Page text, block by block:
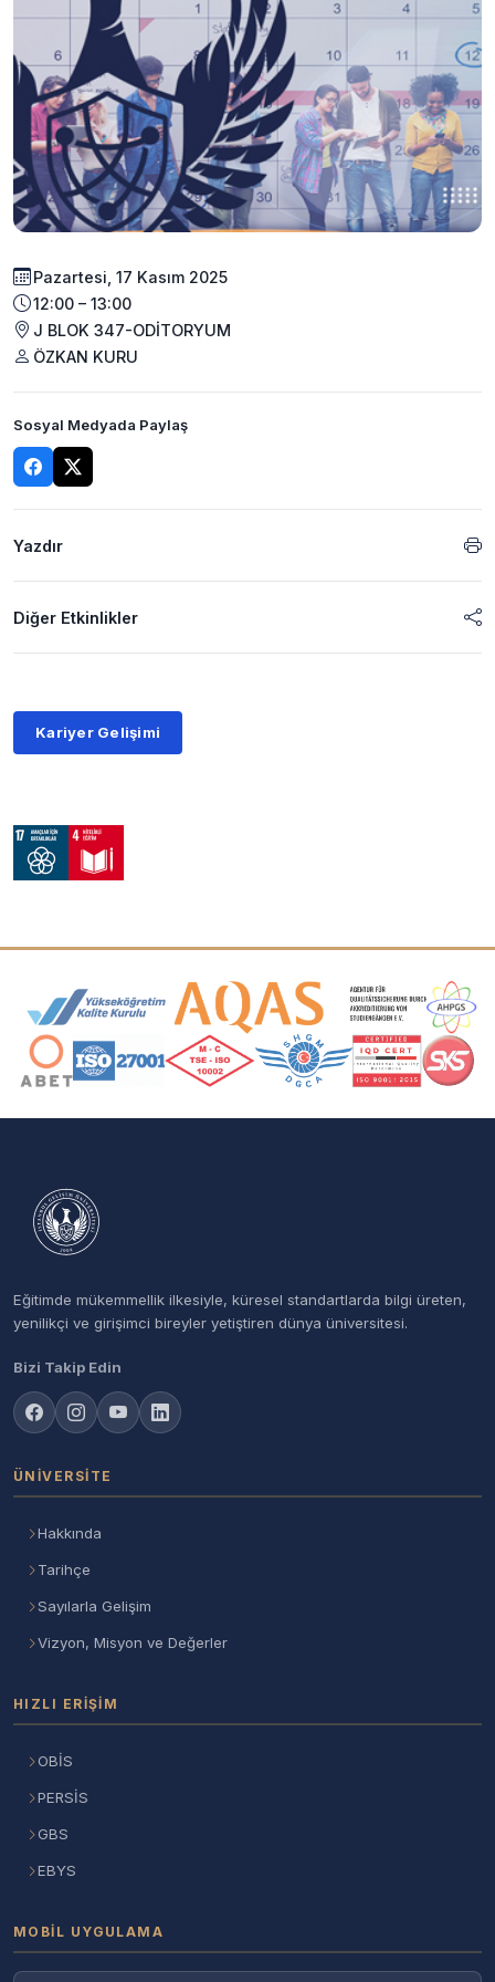
Pazartesi, 17 Kasım 2025
12:00 – 13:00
J BLOK 347-ODİTORYUM
ÖZKAN KURU
Sosyal Medyada Paylaş
Yazdır
Diğer Etkinlikler
Kariyer Gelişimi
Akreditasyon ve Üyelik Logoları
Eğitimde mükemmellik ilkesiyle, küresel standartlarda bilgi üreten,
yenilikçi ve girişimci bireyler yetiştiren dünya üniversitesi.
Bizi Takip Edin
ÜNIVERSITE
Hakkında
Tarihçe
Sayılarla Gelişim
Vizyon, Misyon ve Değerler
HIZLI ERIŞIM
OBİS
PERSİS
GBS
EBYS
MOBIL UYGULAMA